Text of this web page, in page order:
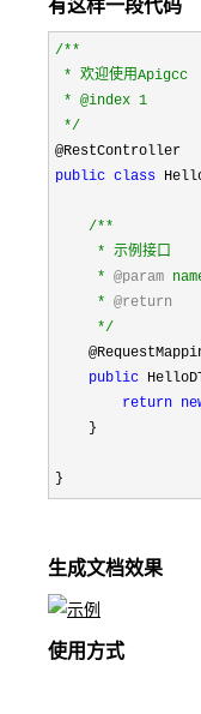
/**
* 欢迎使用Apigcc
* @index 1
*/
public class
/**
     * 示例接口
     *
@param
     *
@return
*/
public
return
    }
}
生成文档效果
使用方式